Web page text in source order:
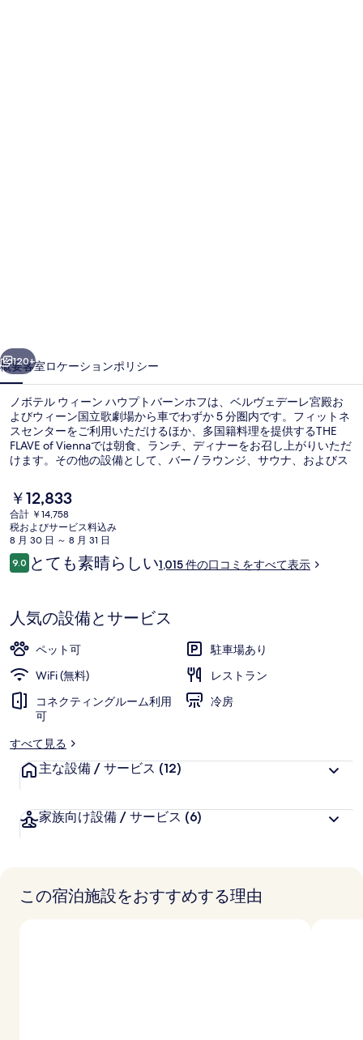
ン
ハ
ウ
プ
ト
バ
ー
ン
ホ
の
写
真
ギ
ラ
次へ
120+
概要客室ロケーションポリシー
ノボテル ウィーン ハウプトバーンホフは、ベルヴェデーレ宮殿お
よびウィーン国立歌劇場から車でわずか 5 分圏内です。フィットネ
スセンターをご利用いただけるほか、多国籍料理を提供するTHE
FLAVE of Viennaでは朝食、ランチ、ディナーをお召し上がりいただ
けます。その他の設備として、バー / ラウンジ、サウナ、およびス
いる点を気に入っています。S バーン ズュートティローラー プラッ
ツ駅までは 5 分で、カルチェ ベルヴェデーレ S バーンまでは 5 分で
す。
現
在
の
料
金
は
す
￥12,833
合計 ￥14,758
税およびサービス料込み
8 月 30 日 ～ 8 月 31 日
口
コ
9.010段階中9.0
とても素晴らしい1,015 件の口コミをすべて表示
人気の設備とサービス
ペット可
駐車場あり
WiFi (無料)
レストラン
コネクティングルーム利用
可
冷房
すべて見る
主な設備 / サービス (12)
家族向け設備 / サービス (6)
この宿泊施設をおすすめする理由